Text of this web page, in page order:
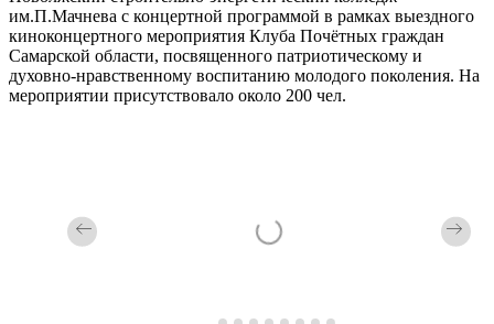
им.П.Мачнева с концертной программой в рамках выездного
киноконцертного мероприятия Клуба Почётных граждан
Самарской области, посвященного патриотическому и
духовно-нравственному воспитанию молодого поколения. На
мероприятии присутствовало около 200 чел.